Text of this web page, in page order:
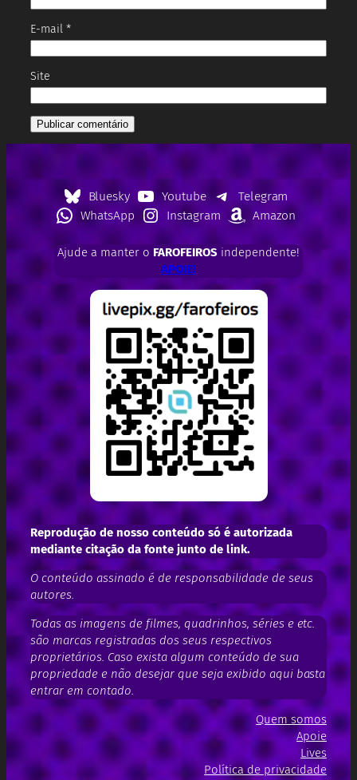
E-mail *
Site
Bluesky Youtube
Telegram
WhatsApp
Instagram Amazon
Ajude a manter o FAROFEIROSindependente!
APOIE!
Reprodução de nosso conteúdo só é autorizada
mediante citação da fonte junto de link.
O conteúdo assinado é de responsabilidade de seus
autores.
Todas as imagens de filmes, quadrinhos, séries e etc.
são marcas registradas dos seus respectivos
proprietários. Caso exista algum conteúdo de sua
propriedade e não desejar que seja exibido aqui basta
entrar em contado.
Quem somos
Apoie
Lives
Política de privacidade